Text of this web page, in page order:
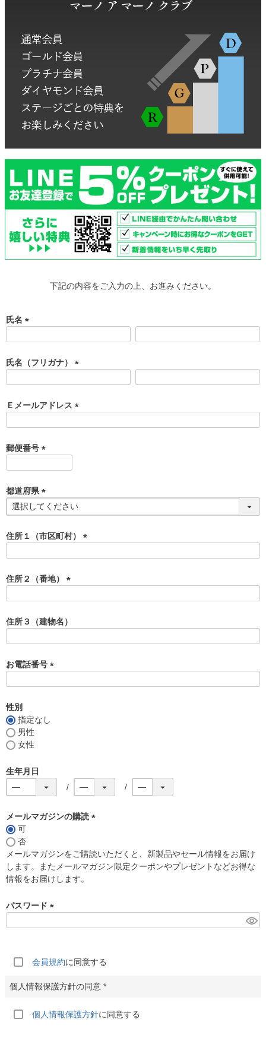
下記の内容をご入力の上、お進みください。
氏名
須
)
氏名（フリガナ）
須
)
Ｅメールアドレス
郵便番号
須
)
都道府県
(
必
須
)
住所１（市区町村）
)
住所２（番地）
須
)
住所３（建物名）
お電話番号
性別
指定なし
男性
女性
生年月日
メールマガジンの購読
須
)
可
否
メールマガジンをご購読いただくと、新製品やセール情報をお届け
します。またメールマガジン限定クーポンやプレゼントなどお得な
情報をお届けします。
パスワード
)
会員規約に同意する
個人情報保護方針に同意する